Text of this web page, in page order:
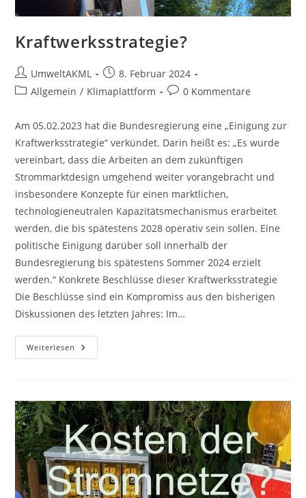
Kraftwerksstrategie?
Beitrags-
Autor:
UmweltAKML
Beitrag
veröffentlicht:
8. Februar 2024
Beitrags-
Allgemein / Klimaplattform
Beitrags-
0 Kommentare
Am 05.02.2023 hat die Bundesregierung eine „Einigung zur
Kraftwerksstrategie“ verkündet. Darin heißt es: „Es wurde
vereinbart, dass die Arbeiten an dem zukünftigen
Strommarktdesign umgehend weiter vorangebracht und
insbesondere Konzepte für einen marktlichen,
technologieneutralen Kapazitätsmechanismus erarbeitet
werden, die bis spätestens 2028 operativ sein sollen. Eine
politische Einigung darüber soll innerhalb der
Bundesregierung bis spätestens Sommer 2024 erzielt
werden.“ Konkrete Beschlüsse dieser Kraftwerksstrategie
Die Beschlüsse sind ein Kompromiss aus den bisherigen
Diskussionen des letzten Jahres: Im…
Weiterlesen Kraftwerksstrategie?